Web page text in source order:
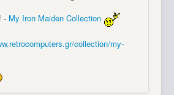
- My Iron Maiden Collection
collection/my-